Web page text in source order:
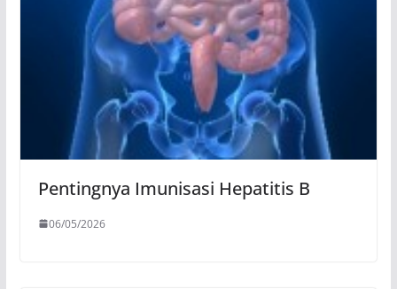
Pentingnya Imunisasi Hepatitis B
06/05/2026